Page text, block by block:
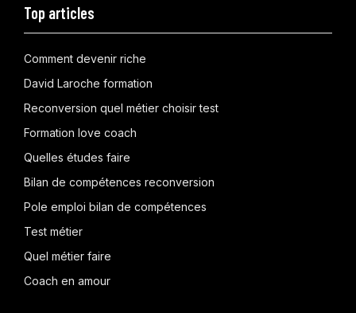
Top articles
Comment devenir riche
David Laroche formation
Reconversion quel métier choisir test
Formation love coach
Quelles études faire
Bilan de compétences reconversion
Pole emploi bilan de compétences
Test métier
Quel métier faire
Coach en amour